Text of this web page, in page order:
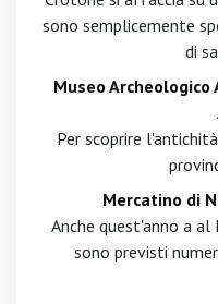
sono semplicemente
di
Museo
Per scoprire
Mercatino di
Anche quest'anno a
sono previsti